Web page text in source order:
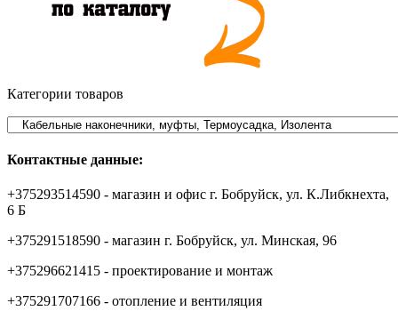
Категории товаров
Контактные данные:
+375293514590 - магазин и офис г. Бобруйск, ул. К.Либкнехта,
6 Б
+375291518590 - магазин г. Бобруйск, ул. Минская, 96
+375296621415 - проектирование и монтаж
+375291707166 - отопление и вентиляция